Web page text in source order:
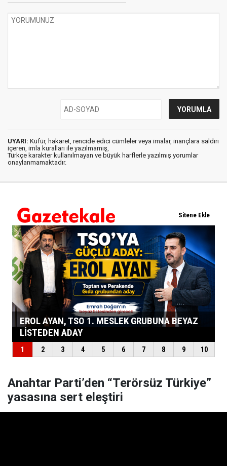
UYARI: Küfür, hakaret, rencide edici cümleler veya imalar, inançlara saldırı
içeren, imla kuralları ile yazılmamış,
Türkçe karakter kullanılmayan ve büyük harflerle yazılmış yorumlar
onaylanmamaktadır.
Anahtar Parti’den “Terörsüz Türkiye”
yasasına sert eleştiri